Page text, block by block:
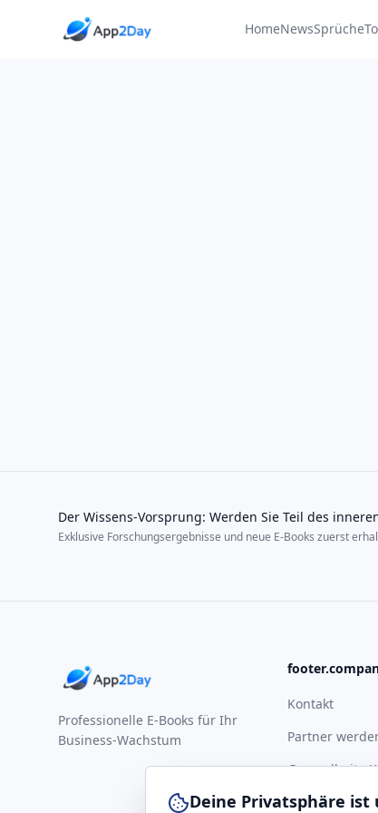
HomeNewsSprüche
Der Wissens-Vorsprung: Werden Sie Teil des
Exklusive Forschungsergebnisse und neue E-Books zuerst
Professionelle E-Books für Ihr
Business-Wachstum
Kontakt
Partner
Gesundheits-
Deine Privatsphäre ist